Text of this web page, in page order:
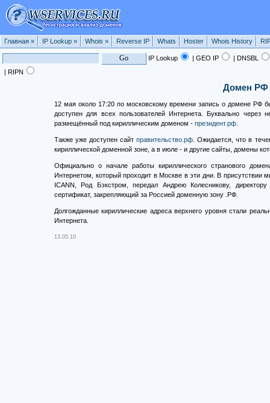
Главная» IP Lookup» Whois » Reverse IP Whats Hoster Whois History
IP Lookup | GEO IP
| DNSBL
| RIPN
Домен РФ
12 мая около 17:20 по московскому времени запись о домене РФ
доступен для всех пользователей Интернета. Буквально
размещённый под кириллическим доменом - президент.рф
Также уже доступен сайтправительство.рф . Ожидается, что в
кириллической доменной зоне, а в июле - и другие сайты, домены
Официально о начале работы кириллического странового
Интернетом, который проходит в Москве в эти дни. В присутствии
ICANN, Род Бэкстром, передал Андрею Колесникову,
сертификат, закрепляющий за Россией доменную зону .РФ.
Долгожданные кириллические адреса верхнего уровня стали
Интернета.
13.05.10